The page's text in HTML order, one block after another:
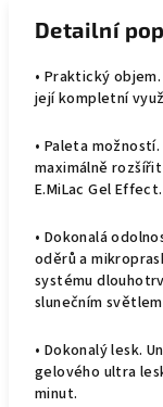
Detailní
• Praktický
její kompletní
• Paleta
maximálně
E.MiLac Gel Effect.
• Dokonalá
oděrů a
systému
slunečním
• Dokonalý lesk.
gelového ultra
minut.